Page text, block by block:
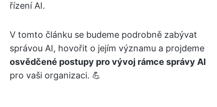
řízení AI.
V tomto článku se budeme podrobně zabývat
správou AI, hovořit o jejím významu a projdeme
osvědčené postupy pro vývoj rámce správy AI
pro vaši organizaci. 💪